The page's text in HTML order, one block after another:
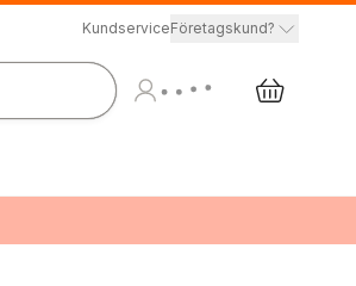
KundserviceFöretagskund?